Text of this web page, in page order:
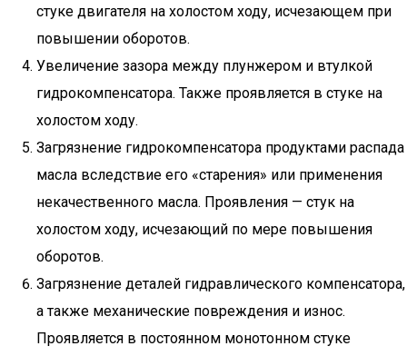
стуке двигателя на холостом ходу, исчезающем при
повышении оборотов.
Увеличение зазора между плунжером и втулкой
гидрокомпенсатора. Также проявляется в стуке на
холостом ходу.
Загрязнение гидрокомпенсатора продуктами распада
масла вследствие его «старения» или применения
некачественного масла. Проявления — стук на
холостом ходу, исчезающий по мере повышения
оборотов.
Загрязнение деталей гидравлического компенсатора,
а также механические повреждения и износ.
Проявляется в постоянном монотонном стуке